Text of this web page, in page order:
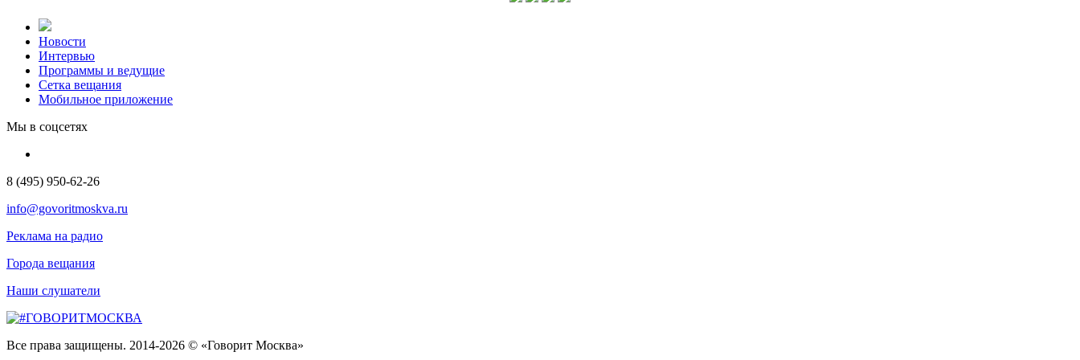
Новости
Интервью
Программы и ведущие
Сетка вещания
Мобильное приложение
Мы в соцсетях
8 (495) 950-62-26
info@govoritmoskva.ru
Реклама на радио
Города вещания
Наши слушатели
Все права защищены. 2014-2026 © «Говорит Москва»